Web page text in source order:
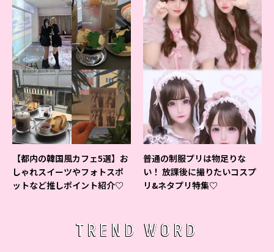
【都内の韓国風カフェ5選】お
しゃれスイーツやフォトスポ
ットなど推しポイント紹介♡
普通の制服プリは物足りな
い！ 放課後に撮りたいコスプ
リ&ネタプリ特集♡
TREND WORD